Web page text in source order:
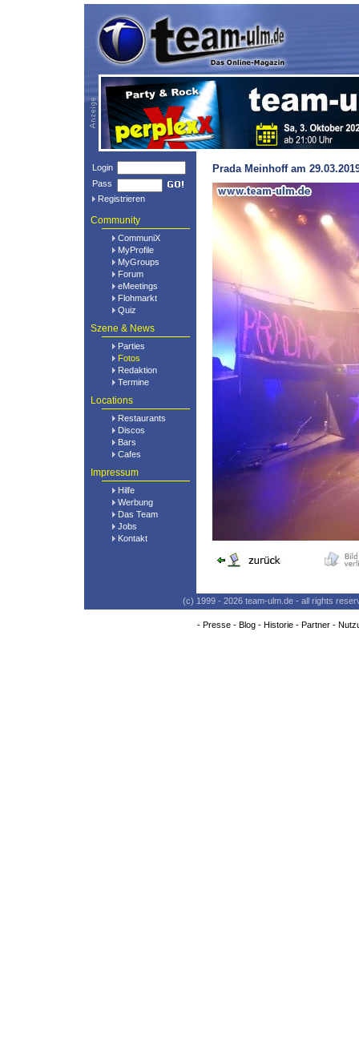
Login
Pass
Registrieren
Community
CommuniX
MyProfile
MyGroups
Forum
eMeetings
Flohmarkt
Quiz
Szene & News
Parties
Fotos
Redaktion
Termine
Locations
Restaurants
Discos
Bars
Cafes
Impressum
Hilfe
Werbung
Das Team
Jobs
Kontakt
Prada Meinhoff am
(c) 1999 - 2026 team-ulm.de - all rights
- Presse- Blog- Historie- Partner-